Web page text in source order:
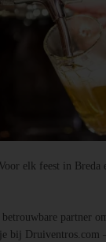
elk feest in Breda
betrouwbare partner
bij Druiventros.com